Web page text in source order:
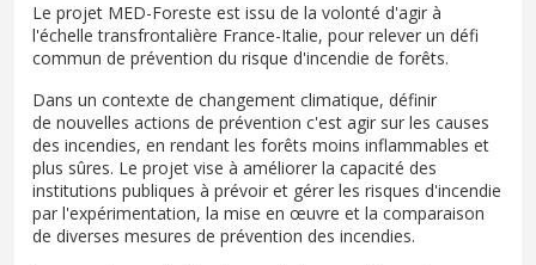
Le projet MED-Foreste est issu de la volonté d'agir à
l'échelle transfrontalière France-Italie, pour relever un défi
commun de prévention du risque d'incendie de forêts.
Dans un contexte de changement climatique, définir
de nouvelles actions de prévention c'est agir sur les causes
des incendies, en rendant les forêts moins inflammables et
plus sûres. Le projet vise à améliorer la capacité des
institutions publiques à prévoir et gérer les risques d'incendie
par l'expérimentation, la mise en œuvre et la comparaison
de diverses mesures de prévention des incendies.